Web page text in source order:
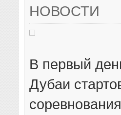
НОВОСТИ
В первый
Дубаи